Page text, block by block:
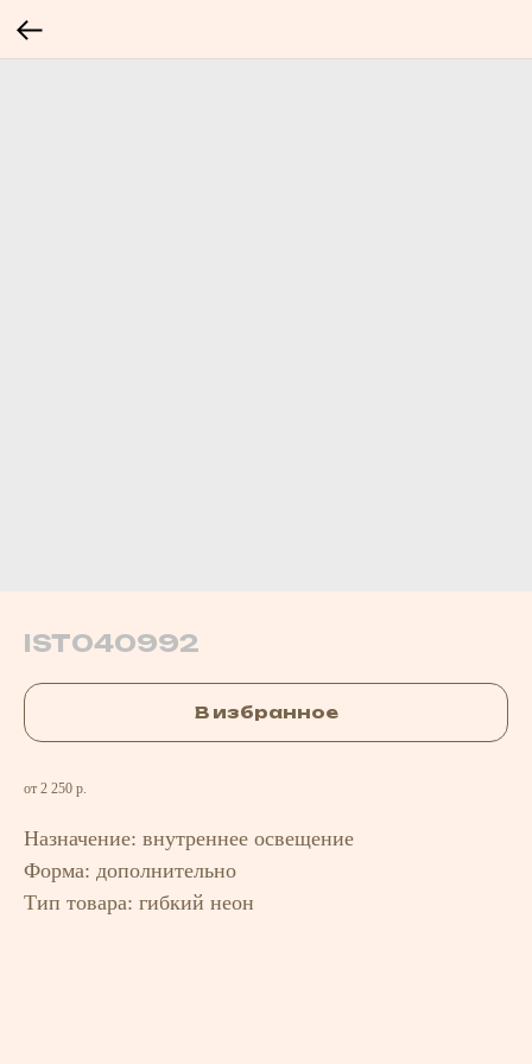
IST040992
В избранное
от 2 250 р.
Назначение: внутреннее освещение
Форма: дополнительно
Тип товара: гибкий неон